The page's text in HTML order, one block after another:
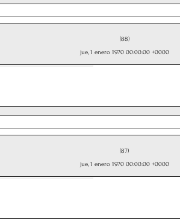
(88)
jue, 1 enero 1970 00:00:00 +0000
(87)
jue, 1 enero 1970 00:00:00 +0000